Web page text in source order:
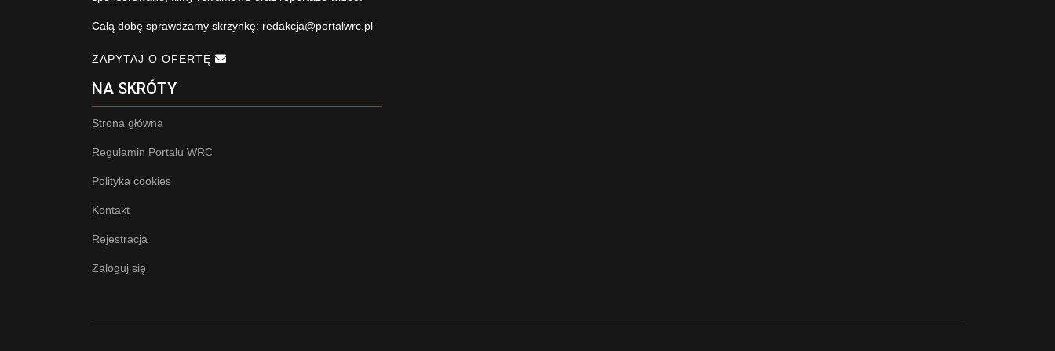
Całą dobę sprawdzamy skrzynkę: redakcja@portalwrc.pl
ZAPYTAJ O OFERTĘ
NA SKRÓTY
Strona główna
Regulamin Portalu WRC
Polityka cookies
Kontakt
Rejestracja
Zaloguj się